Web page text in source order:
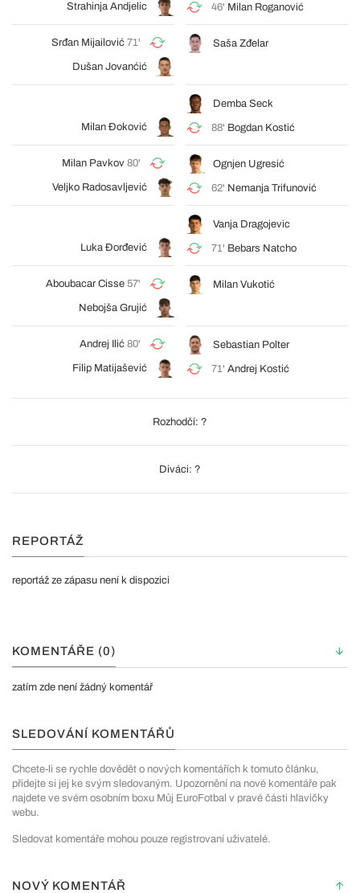
Strahinja Andjelic 46' Milan Roganović
Srđan Mijailović 71'
Dušan Jovanćić
Saša Zđelar
Milan Đoković
Demba Seck
88' Bogdan Kostić
Milan Pavkov 80'
Veljko Radosavljević
Ognjen Ugresić
62' Nemanja Trifunović
Luka Đorđević
Vanja Dragojevic
71' Bebars Natcho
Aboubacar Cisse 57'
Nebojša Grujić
Milan Vukotić
Andrej Ilić 80'
Filip Matijašević
Sebastian Polter
71' Andrej Kostić
Rozhodčí: ?
Diváci: ?
REPORTÁŽ
reportáž ze zápasu není k dispozici
KOMENTÁŘE (0)
zatím zde není žádný komentář
SLEDOVÁNÍ KOMENTÁŘŮ
Chcete-li se rychle dovědět o nových komentářích k tomuto článku,
přidejte si jej ke svým sledovaným. Upozornění na nové komentáře pak
najdete ve svém osobním boxu Můj EuroFotbal v pravé části hlavičky
webu.
Sledovat komentáře mohou pouze registrovaní uživatelé.
NOVÝ KOMENTÁŘ